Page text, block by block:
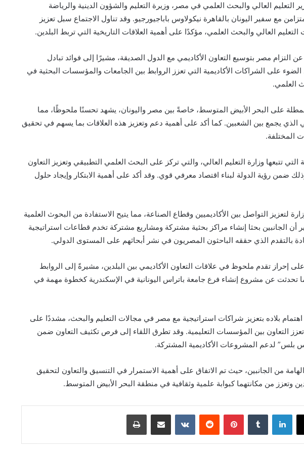
التعليم العالي والبحث العلمي في مصر، وزيرة التعليم والشؤون الدينية والرياضة
مع سفير اليونان بالقاهرة نيكولاوس باباجيورجيو. وقد تناول الاجتماع سبل تعزيز
العالي والبحث العلمي، مؤكدًا على أهمية العلاقات التاريخية التي تربط البلدين.
التزام مصر بتوسيع التعاون الأكاديمي مع الدول الصديقة، مشيرًا إلى فوائد تبادل
على الشراكات الأكاديمية التي تعزز الروابط بين الجامعات والمؤسسات البحثية في
العلمي.
على البحر الأبيض المتوسط، خاصةً بين مصر واليونان، يشهد تحسنًا ملحوظًا، مما
الذي يجمع بين الشعبين. كما أكد على أهمية دعم وتعزيز هذه العلاقات بما يسهم في تحقيق
المختلفة.
تتبعها وزارة التعليم العالي، والتي تركز على البحث العلمي التطبيقي وتعزيز التعاون
ضمن رؤية الدولة لبناء اقتصاد معرفي قوي. وقد أكد على أهمية الابتكار وإيجاد حلول
لتعزيز التواصل بين الأكاديميين وقطاع الصناعة، مما يتيح الاستفادة من البحوث العلمية
أن الجانبين بحثا إنشاء مراكز بحثية مشتركة ومشاريع مشتركة تخدم قطاعات استراتيجية
بالتقدم الذي حققه الباحثون المصريون في نشر أبحاثهم على المستوى الدولي.
على إحراز تقدم ملحوظ في علاقات التعاون الأكاديمي بين البلدين، مشيرةً إلى الروابط
تحدثت عن مشروع إنشاء فرع جامعة باتراس اليونانية في الإسكندرية كخطوة مهمة في
بلاده بتعزيز شراكات استراتيجية مع مصر في مجالات التعليم والبحث، مشددًا على
التعاون بين المؤسسات التعليمية. وقد تطرق اللقاء إلى فرص تكثيف التعاون ضمن
بلس” لدعم المشروعات الأكاديمية المشتركة.
من الجانبين، حيث تم الاتفاق على أهمية الاستمرار في التنسيق والتعاون لتحقيق
وتعزز من مكانتهما كبوابة علمية وثقافية في منطقة البحر الأبيض المتوسط.
لينكدإن بينتيريست مشاركة عبر البريد طباعة